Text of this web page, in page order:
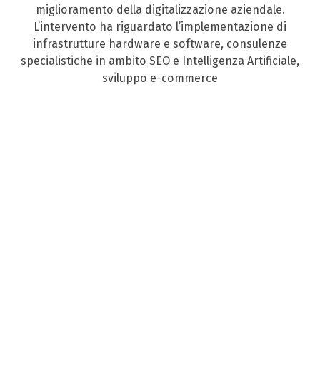
miglioramento della digitalizzazione aziendale.
L’intervento ha riguardato l’implementazione di
infrastrutture hardware e software, consulenze
specialistiche in ambito SEO e Intelligenza Artificiale,
sviluppo e-commerce